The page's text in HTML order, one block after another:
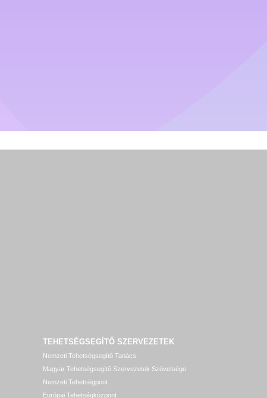
TEHETSÉGSEGÍTŐ SZERVEZETEK
Nemzeti Tehetségsegítő Tanács
Magyar Tehetségsegítő Szervezetek Szövetsége
Nemzeti Tehetségpont
Európai Tehetségközpont